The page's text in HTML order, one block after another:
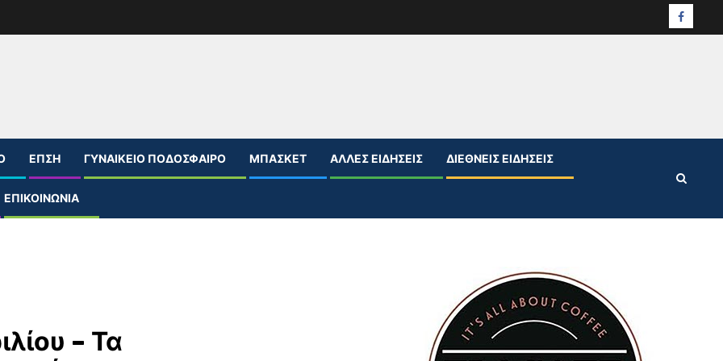
ΕΠΣΗ ΓΥΝΑΙΚΕΊΟ ΠΟΔΌΣΦΑΙΡΟ ΜΠΆΣΚΕΤ ΆΛΛΕΣ ΕΙΔΉΣΕΙΣ ΔΙΕΘΝΕΊΣ ΕΙΔΉΣΕΙΣ
ΕΠΙΚΟΙΝΩΝΊΑ
– Τα